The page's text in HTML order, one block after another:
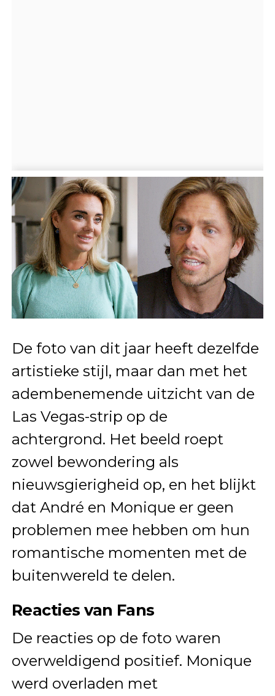
De foto van dit jaar heeft dezelfde
artistieke stijl, maar dan met het
adembenemende uitzicht van de
Las Vegas-strip op de
achtergrond. Het beeld roept
zowel bewondering als
nieuwsgierigheid op, en het blijkt
dat André en Monique er geen
problemen mee hebben om hun
romantische momenten met de
buitenwereld te delen.
Reacties van Fans
De reacties op de foto waren
overweldigend positief. Monique
werd overladen met